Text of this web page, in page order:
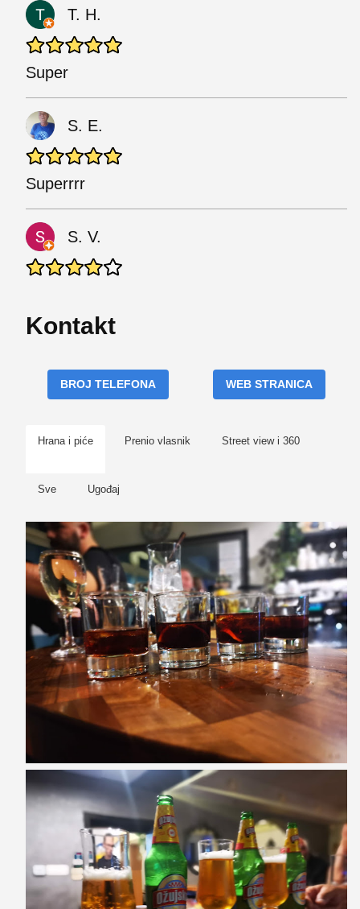
T. H.
Super
S. E.
Superrrr
S. V.
Kontakt
BROJ TELEFONA WEB STRANICA
Hrana i piće Prenio vlasnik Street view i 360
Sve Ugođaj